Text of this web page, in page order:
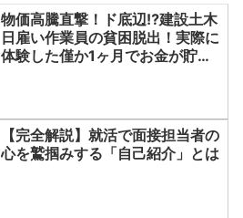
物価高騰直撃！ド底辺⁉建設土木
日雇い作業員の貧困脱出！実際に
体験した僅か1ヶ月でお金が貯ま
【完全解説】就活で面接担当者の
心を鷲掴みする「自己紹介」とは